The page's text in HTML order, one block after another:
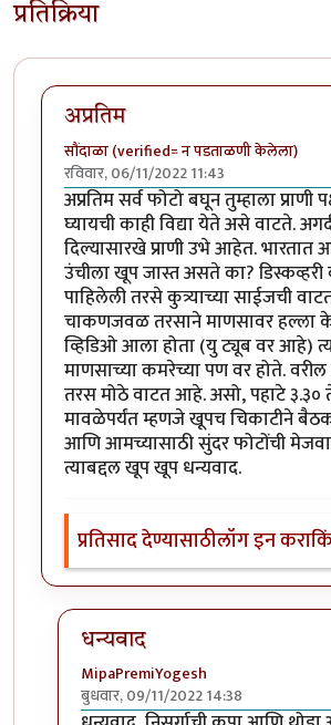
प्रतिक्रिया
अप्रतिम
सौंदाळा (verified= न पडताळणी केलेला)
रविवार, 06/11/2022 11:43
अप्रतिम सर्व फोटो बघून तुम्हाला
घ्यायची काही विद्या येते असे वाटते.
दिल्यासारखे प्राणी उभे आहेत.
उंचीला खूप जास्त असते का? डिस्कव्हरी
पाहिलेली तरसे कुत्र्याच्या साईजची
चाकणजवळ तरसाने माणसावर हल्ला
व्हिडिओ आला होता (यु ट्यूब वर आहे)
माणसाच्या कमरेच्या पण वर होते.
तरस मोठे वाटत आहे. असो, पहाटे ३.३०
मावळेपर्यंत म्हणजे खूपच चिकाटीने
आणि आमच्यासाठी सुंदर फोटोंची
त्याबद्दल खूप खूप धन्यवाद.
प्रतिसाद देण्यासाठीलॉग इन करा
धन्यवाद
MipaPremiYogesh
बुधवार, 09/11/2022 14:38